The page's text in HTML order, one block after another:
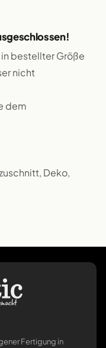
bestellter Größe
nicht
dem
Deko,
Fertigung in